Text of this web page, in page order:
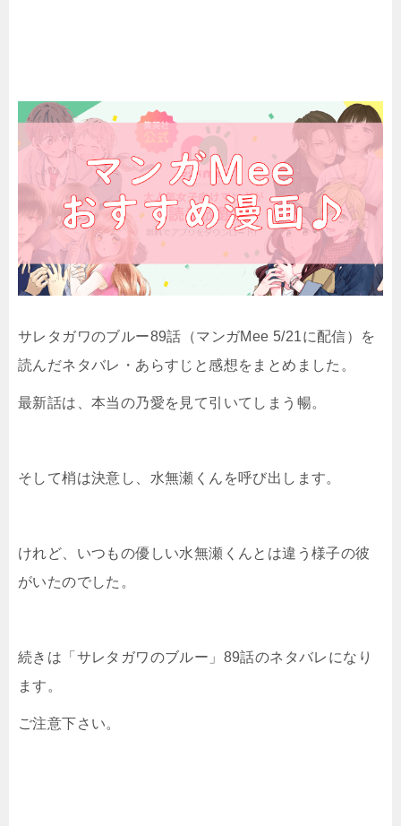
サレタガワのブルー89話（マンガMee 5/21に配信）を
読んだネタバレ・あらすじと感想をまとめました。
最新話は、本当の乃愛を見て引いてしまう暢。
そして梢は決意し、水無瀬くんを呼び出します。
けれど、いつもの優しい水無瀬くんとは違う様子の彼
がいたのでした。
続きは「サレタガワのブルー」89話のネタバレになり
ます。
ご注意下さい。